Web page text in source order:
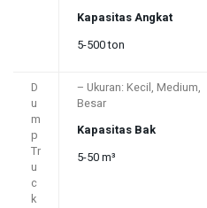
Kapasitas Angkat
5-500 ton
D
u
m
p
Tr
u
c
k
– Ukuran: Kecil, Medium,
Besar
Kapasitas Bak
5-50 m³